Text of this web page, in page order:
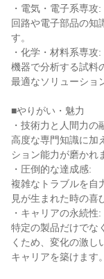
・電気・電子系専攻:
回路や電子部品の知
す。
・化学・材料系専攻:
機器で分析する試料
最適なソリューショ
■やりがい・魅力
・技術力と人間力の
高度な専門知識に加
ション能力が磨かれ
・圧倒的な達成感:
複雑なトラブルを自
見が生まれた時の喜
・キャリアの永続性:
特定の製品だけでな
くため、変化の激し
キャリアを築けます。